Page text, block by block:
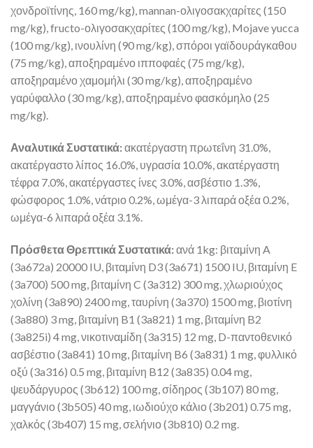
χονδροϊτίνης, 160 mg/kg), mannan-ολιγοσακχαρίτες (150
mg/kg), fructo-ολιγοσακχαρίτες (100 mg/kg), Mojave yucca
(100 mg/kg), ινουλίνη (90 mg/kg), σπόροι γαϊδουράγκαθου
(75 mg/kg), αποξηραμένο ιπποφαές (75 mg/kg),
αποξηραμένο χαμομήλι (30 mg/kg), αποξηραμένο
γαρύφαλλο (30 mg/kg), αποξηραμένο φασκόμηλο (25
mg/kg).
Αναλυτικά Συστατικά:ακατέργαστη πρωτεΐνη 31.0%,
ακατέργαστο λίπος 16.0%, υγρασία 10.0%, ακατέργαστη
τέφρα 7.0%, ακατέργαστες ίνες 3.0%, ασβέστιο 1.3%,
φώσφορος 1.0%, νάτριο 0.2%, ωμέγα-3 λιπαρά οξέα 0.2%,
ωμέγα-6 λιπαρά οξέα 3.1%.
Πρόσθετα Θρεπτικά Συστατικά:ανά 1kg: βιταμίνη A
(3a672a) 20000 IU, βιταμίνη D3 (3a671) 1500 IU, βιταμίνη E
(3a700) 500 mg, βιταμίνη C (3a312) 300 mg, χλωριούχος
χολίνη (3a890) 2400 mg, ταυρίνη (3a370) 1500 mg, βιοτίνη
(3a880) 3 mg, βιταμίνη B1 (3a821) 1 mg, βιταμίνη B2
(3a825i) 4 mg, νικοτιναμίδη (3a315) 12 mg, D-παντοθενικό
ασβέστιο (3a841) 10 mg, βιταμίνη B6 (3a831) 1 mg, φυλλικό
οξύ (3a316) 0.5 mg, βιταμίνη B12 (3a835) 0.04 mg,
ψευδάργυρος (3b612) 100 mg, σίδηρος (3b107) 80 mg,
μαγγάνιο (3b505) 40 mg, ιωδιούχο κάλιο (3b201) 0.75 mg,
χαλκός (3b407) 15 mg, σελήνιο (3b810) 0.2 mg.